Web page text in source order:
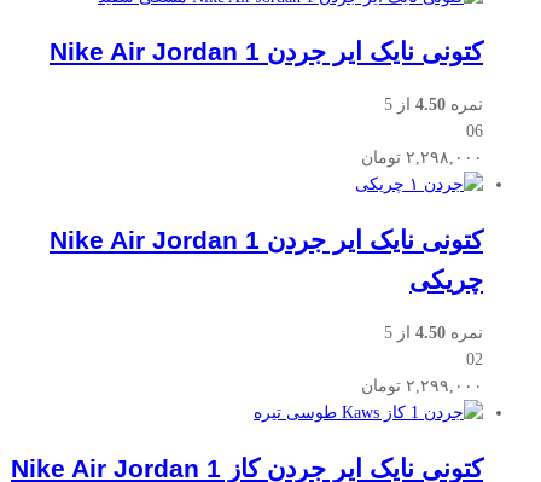
کتونی نایک ایر جردن Nike Air Jordan 1
نمره 4.50 از 5
06
۲,۲۹۸,۰۰۰ تومان
کتونی نایک ایر جردن Nike Air Jordan 1
چریکی
نمره 4.50 از 5
02
۲,۲۹۹,۰۰۰ تومان
کتونی نایک ایر جردن کاز Nike Air Jordan 1